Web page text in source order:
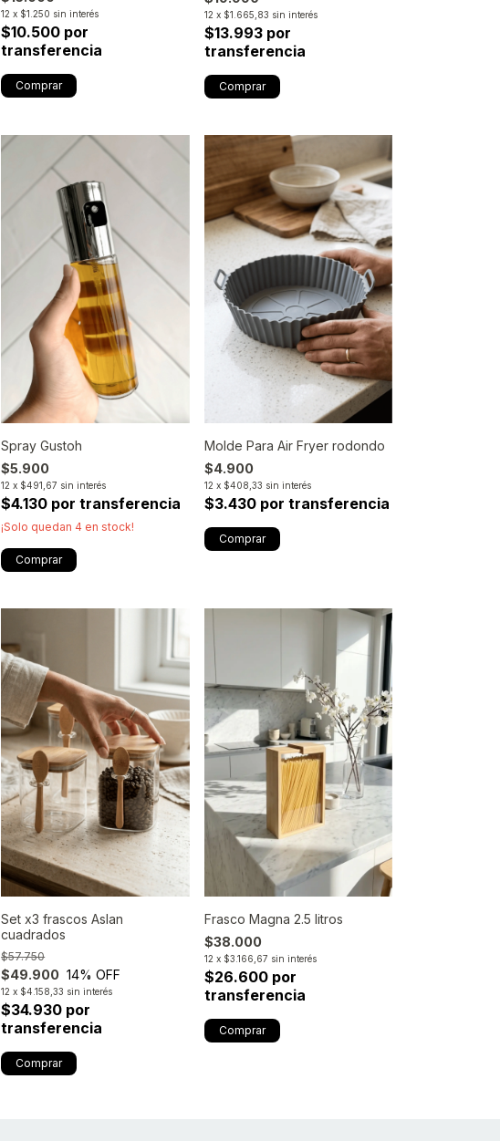
12 x $1.250 sin interés
$10.500 por
transferencia
12 x $1.665,83 sin interés
$13.993 por
transferencia
Spray Gustoh
$5.900
12 x $491,67 sin interés
$4.130 por transferencia
¡Solo quedan4 en stock!
Molde Para Air Fryer rodondo
$4.900
12 x $408,33 sin interés
$3.430 por transferencia
Set x3 frascos Aslan
cuadrados
$49.900
$57.750
14% OFF
12 x $4.158,33 sin interés
$34.930 por
transferencia
Frasco Magna 2.5 litros
$38.000
12 x $3.166,67 sin interés
$26.600 por
transferencia